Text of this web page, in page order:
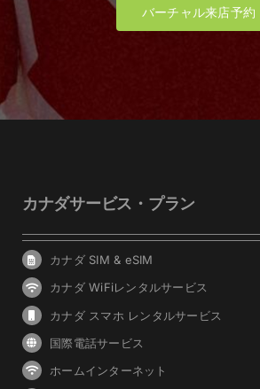
バーチャル来店予約
カナダサービス・プラン
カナダ SIM & eSIM
カナダ WiFiレンタルサービス
カナダ スマホ レンタルサービス
国際電話サービス
ホームインターネット